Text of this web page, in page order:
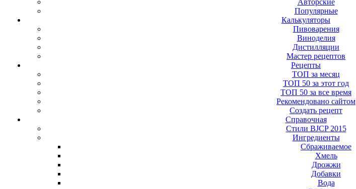
Авторские
Популярные
Калькуляторы
Пивоварения
Виноделия
Дистилляции
Мастер рецептов
Рецепты
ТОП за месяц
ТОП 50 за этот год
ТОП 50 за все время
Рекомендовано сайтом
Создать рецепт
Справочная
Стили BJCP 2015
Ингредиенты
Сбраживаемое
Хмель
Дрожжи
Добавки
Вода